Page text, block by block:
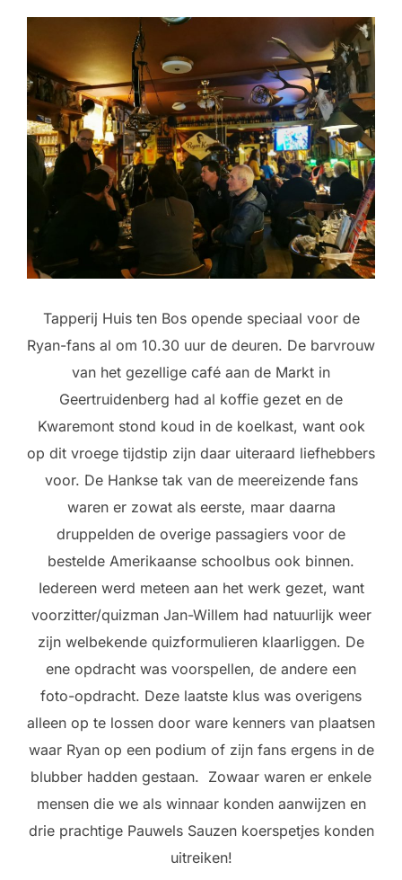
Tapperij Huis ten Bos opende speciaal voor de
Ryan-fans al om 10.30 uur de deuren. De barvrouw
van het gezellige café aan de Markt in
Geertruidenberg had al koffie gezet en de
Kwaremont stond koud in de koelkast, want ook
op dit vroege tijdstip zijn daar uiteraard liefhebbers
voor. De Hankse tak van de meereizende fans
waren er zowat als eerste, maar daarna
druppelden de overige passagiers voor de
bestelde Amerikaanse schoolbus ook binnen.
Iedereen werd meteen aan het werk gezet, want
voorzitter/quizman Jan-Willem had natuurlijk weer
zijn welbekende quizformulieren klaarliggen. De
ene opdracht was voorspellen, de andere een
foto-opdracht. Deze laatste klus was overigens
alleen op te lossen door ware kenners van plaatsen
waar Ryan op een podium of zijn fans ergens in de
blubber hadden gestaan. Zowaar waren er enkele
mensen die we als winnaar konden aanwijzen en
drie prachtige Pauwels Sauzen koerspetjes konden
uitreiken!